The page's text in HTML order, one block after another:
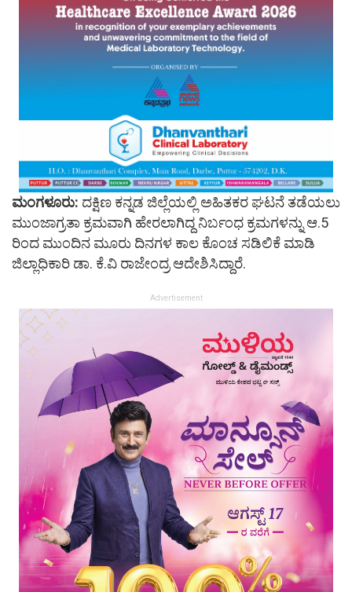
ಮಂಗಳೂರು: ದಕ್ಷಿಣ ಕನ್ನಡ ಜಿಲ್ಲೆಯಲ್ಲಿ ಅಹಿತಕರ ಘಟನೆ ತಡೆಯಲು
ಮುಂಜಾಗ್ರತಾ ಕ್ರಮವಾಗಿ ಹೇರಲಾಗಿದ್ದ ನಿರ್ಬಂಧ ಕ್ರಮಗಳನ್ನು ಆ.5
ರಿಂದ ಮುಂದಿನ ಮೂರು ದಿನಗಳ ಕಾಲ ಕೊಂಚ ಸಡಿಲಿಕೆ ಮಾಡಿ
ಜಿಲ್ಲಾಧಿಕಾರಿ ಡಾ. ಕೆ.ವಿ ರಾಜೇಂದ್ರ ಆದೇಶಿಸಿದ್ದಾರೆ.
Advertisement